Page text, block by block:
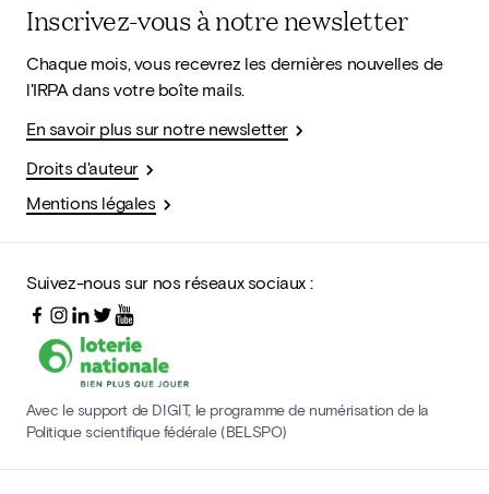
Inscrivez-vous à notre newsletter
Chaque mois, vous recevrez les dernières nouvelles de
l'IRPA dans votre boîte mails.
En savoir plus sur notre newsletter
Droits d'auteur
Mentions légales
Suivez-nous sur nos réseaux sociaux :
Avec le support de DIGIT, le programme de numérisation de la
Politique scientifique fédérale (BELSPO)